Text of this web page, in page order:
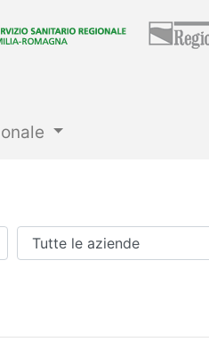
Azienda